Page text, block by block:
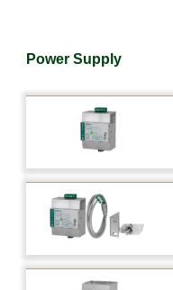
Power Supply